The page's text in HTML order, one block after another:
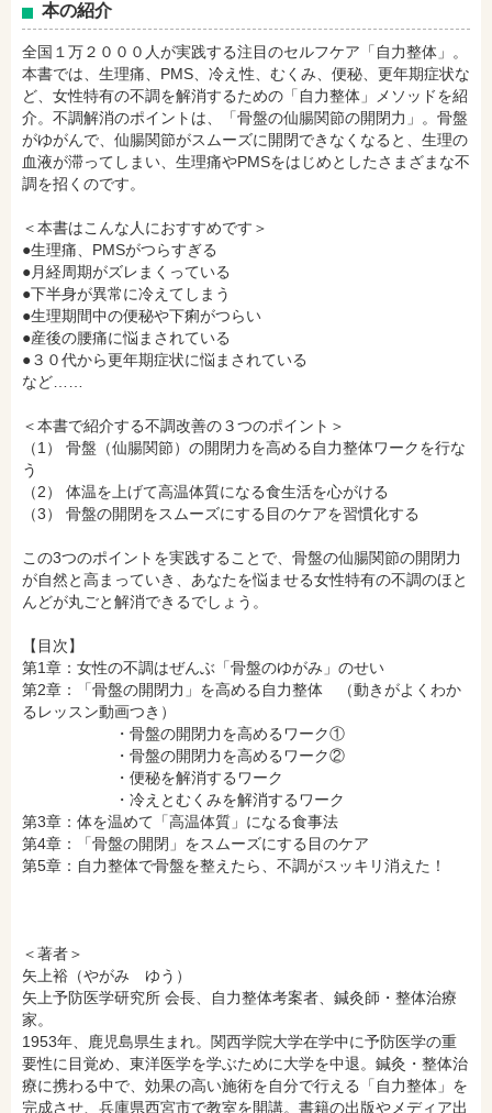
本の紹介
全国１万２０００人が実践する注目のセルフケア「自力整体」。
本書では、生理痛、PMS、冷え性、むくみ、便秘、更年期症状な
ど、女性特有の不調を解消するための「自力整体」メソッドを紹
介。不調解消のポイントは、「骨盤の仙腸関節の開閉力」。骨盤
がゆがんで、仙腸関節がスムーズに開閉できなくなると、生理の
血液が滞ってしまい、生理痛やPMSをはじめとしたさまざまな不
調を招くのです。
＜本書はこんな人におすすめです＞
●生理痛、PMSがつらすぎる
●月経周期がズレまくっている
●下半身が異常に冷えてしまう
●生理期間中の便秘や下痢がつらい
●産後の腰痛に悩まされている
●３０代から更年期症状に悩まされている
など……
＜本書で紹介する不調改善の３つのポイント＞
（1） 骨盤（仙腸関節）の開閉力を高める自力整体ワークを行な
う
（2） 体温を上げて高温体質になる食生活を心がける
（3） 骨盤の開閉をスムーズにする目のケアを習慣化する
この3つのポイントを実践することで、骨盤の仙腸関節の開閉力
が自然と高まっていき、あなたを悩ませる女性特有の不調のほと
んどが丸ごと解消できるでしょう。
【目次】
第1章：女性の不調はぜんぶ「骨盤のゆがみ」のせい
第2章：「骨盤の開閉力」を高める自力整体 （動きがよくわか
るレッスン動画つき）
・骨盤の開閉力を高めるワーク①
・骨盤の開閉力を高めるワーク②
・便秘を解消するワーク
・冷えとむくみを解消するワーク
第3章：体を温めて「高温体質」になる食事法
第4章：「骨盤の開閉」をスムーズにする目のケア
第5章：自力整体で骨盤を整えたら、不調がスッキリ消えた！
＜著者＞
矢上裕（やがみ ゆう）
矢上予防医学研究所 会長、自力整体考案者、鍼灸師・整体治療
家。
1953年、鹿児島県生まれ。関西学院大学在学中に予防医学の重
要性に目覚め、東洋医学を学ぶために大学を中退。鍼灸・整体治
療に携わる中で、効果の高い施術を自分で行える「自力整体」を
完成させ、兵庫県西宮市で教室を開講。書籍の出版やメディア出
セブンネットショッピングで購入
e-honで購入 Honya Club.comで購入